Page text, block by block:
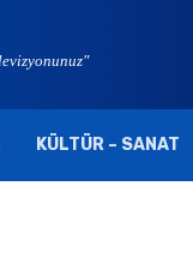
KÜLTÜR – SANAT